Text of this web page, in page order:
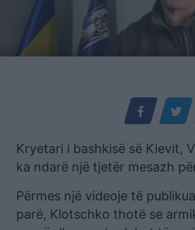
Kryetari i bashkisë së Kievit,
ka ndarë një tjetër mesazh
Përmes një videoje të
parë, Klotschko thotë se